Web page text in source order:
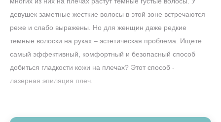
девушек заметные жесткие волосы в этой зоне встречаются
реже и слабо выражены. Но для женщин даже редкие
темные волоски на руках – эстетическая проблема. Ищете
самый эффективный, комфортный и безопасный способ
добиться гладкости кожи на плечах? Этот способ -
лазерная эпиляция плеч.